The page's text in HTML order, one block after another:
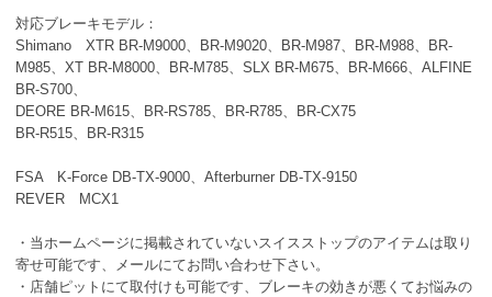
対応ブレーキモデル：
Shimano XTR BR-M9000、BR-M9020、BR-M987、BR-M988、BR-
M985、XT BR-M8000、BR-M785、SLX BR-M675、BR-M666、ALFINE
BR-S700、
DEORE BR-M615、BR-RS785、BR-R785、BR-CX75
BR-R515、BR-R315
FSA K-Force DB-TX-9000、Afterburner DB-TX-9150
REVER MCX1
・当ホームページに掲載されていないスイスストップのアイテムは取り
寄せ可能です、メールにてお問い合わせ下さい。
・店舗ピットにて取付けも可能です、ブレーキの効きが悪くてお悩みの